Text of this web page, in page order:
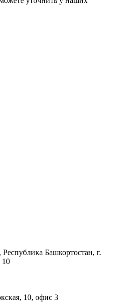
Башкортостан, г.
10
10, офис 3